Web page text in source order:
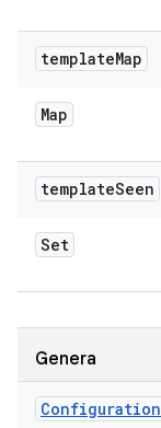
templateMap
Map
templateSeen
Set
Genera
Configuration